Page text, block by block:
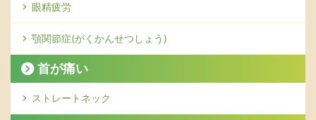
眼精疲労
顎関節症(がくかんせつしょう)
首が痛い
ストレートネック